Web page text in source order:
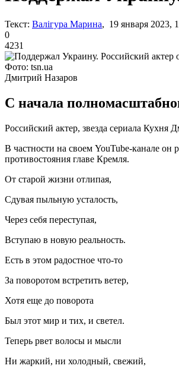
Текст: Валігура Марина, 19 января 2023,
0
4231
Фото: tsn.ua
Дмитрий Назаров
С начала
Российский актер, звезда сериала
В частности на своем YouTube-канале он
противостояния главе Кремля.
От старой жизни отлипая,
Сдувая пыльную усталость,
Через себя переступая,
Вступаю в новую реальность.
Есть в этом радостное что-то
За поворотом встретить ветер,
Хотя еще до поворота
Был этот мир и тих, и светел.
Теперь рвет волосы и мысли
Ни жаркий, ни холодный, свежий,